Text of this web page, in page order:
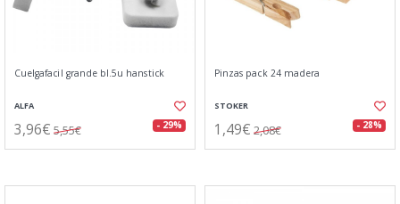
Cuelgafacil grande bl.5u hanstick
ALFA
3,96€ 5,55€ - 29%
Pinzas pack 24 madera
STOKER
1,49€ 2,08€ - 28%